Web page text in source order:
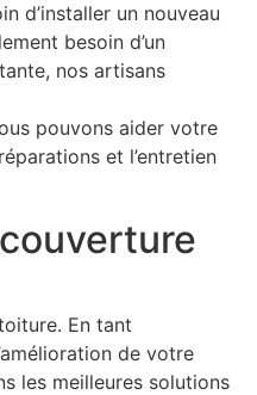
d’installer un nouveau
besoin d’un
nos artisans
pouvons aider votre
et l’entretien
En tant
de votre
les meilleures solutions